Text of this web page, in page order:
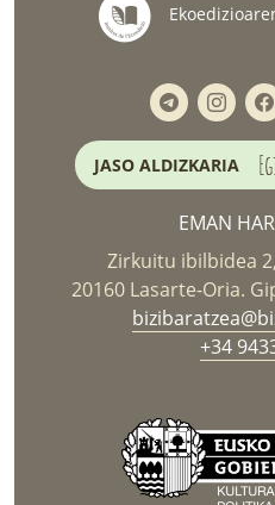
JASO ALDIZKARIA
EMAN
Zirkuitu ibilbidea
20160 Lasarte-Oria.
+34